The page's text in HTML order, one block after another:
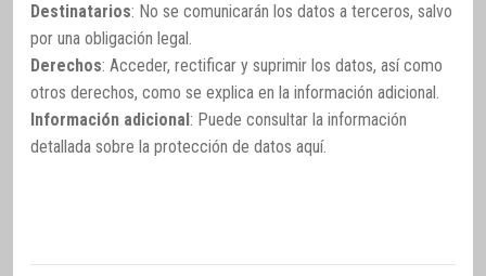
Destinatarios: No se comunicarán los datos a terceros, salvo
por una obligación legal.
Derechos: Acceder, rectificar y suprimir los datos, así como
otros derechos, como se explica en la información adicional.
Información adicional : Puede consultar la información
detallada sobre la protección de datos aquí.